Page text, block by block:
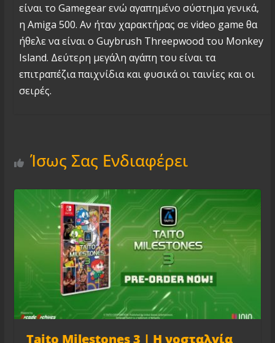
είναι το Gamegear ενώ αγαπημένο σύστημα γενικά,
η Amiga 500. Αν ήταν χαρακτήρας σε video game θα
ήθελε να είναι ο Guybrush Threepwood του Monkey
Island. Δεύτερη μεγάλη αγάπη του είναι τα
επιτραπέζια παιχνίδια και φυσικά οι ταινίες και οι
σειρές.
Ίσως Σας Ενδιαφέρει
Taito Milestones 3 | H νοσταλγία